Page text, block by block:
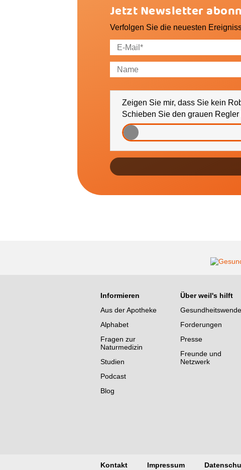
Jetzt Newsletter
Verfolgen Sie die neuesten
Zeigen Sie mir, dass Sie kein
Schieben Sie den grauen
Informieren
Aus der Apotheke
Alphabet
Fragen zur
Naturmedizin
Studien
Podcast
Blog
Über weil's hilft
Gesundheitswende
Forderungen
Presse
Freunde und
Netzwerk
Kontakt Impressum